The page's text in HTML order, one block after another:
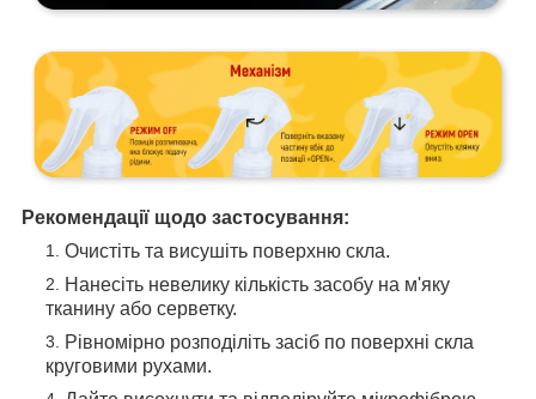
Рекомендації щодо застосування:
Очистіть та висушіть поверхню скла.
Нанесіть невелику кількість засобу на м'яку
тканину або серветку.
Рівномірно розподіліть засіб по поверхні скла
круговими рухами.